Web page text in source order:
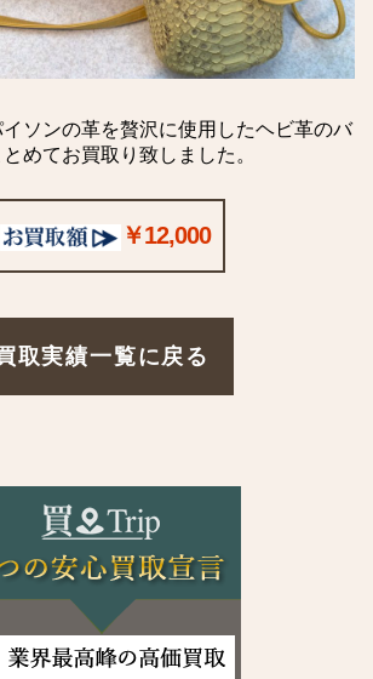
ソンの革を贅沢に使用したヘビ革のバ
めてお買取り致しました。
￥12,000
取実績一覧に戻る